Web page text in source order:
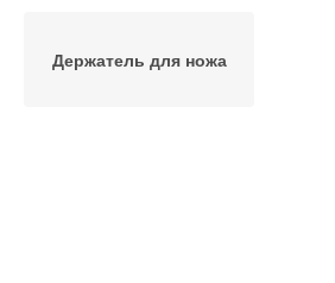
Держатель для ножа